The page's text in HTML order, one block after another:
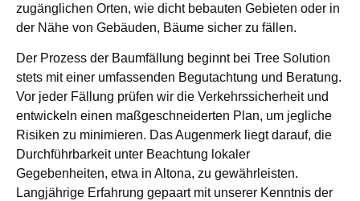
zugänglichen Orten, wie dicht bebauten Gebieten oder in
der Nähe von Gebäuden, Bäume sicher zu fällen.
Der Prozess der Baumfällung beginnt bei Tree Solution
stets mit einer umfassenden Begutachtung und Beratung.
Vor jeder Fällung prüfen wir die Verkehrssicherheit und
entwickeln einen maßgeschneiderten Plan, um jegliche
Risiken zu minimieren. Das Augenmerk liegt darauf, die
Durchführbarkeit unter Beachtung lokaler
Gegebenheiten, etwa in Altona, zu gewährleisten.
Langjährige Erfahrung gepaart mit unserer Kenntnis der